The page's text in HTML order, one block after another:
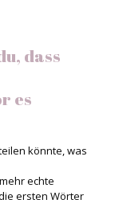
dass
es
könnte, was
echte
ersten Wörter